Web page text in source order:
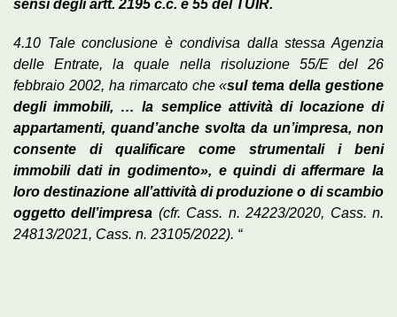
sensi degli artt. 2195 c.c. e 55 del TUIR.
4.10 Tale conclusione è condivisa dalla stessa Agenzia
delle Entrate, la quale nella risoluzione 55/E del 26
febbraio 2002, ha rimarcato che «sul tema della gestione
degli immobili, … la semplice attività di locazione di
appartamenti, quand’anche svolta da un’impresa, non
consente di qualificare come strumentali i beni
immobili dati in godimento», e quindi di affermare la
loro destinazione all’attività di produzione o di scambio
oggetto dell’impresa (cfr. Cass. n. 24223/2020, Cass. n.
24813/2021, Cass. n. 23105/2022). “